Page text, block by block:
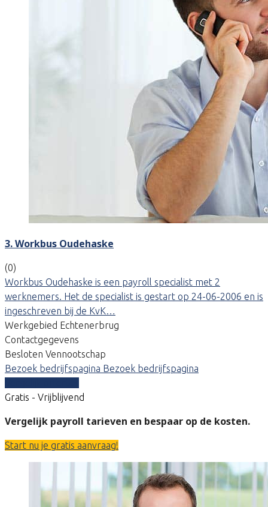
3. Workbus Oudehaske
(0)
Workbus Oudehaske is een payroll specialist met 2
werknemers. Het de specialist is gestart op 24-06-2006 en is
ingeschreven bij de KvK…
Werkgebied Echtenerbrug
Contactgegevens
Besloten Vennootschap
Bezoek bedrijfspagina Bezoek bedrijfspagina
Gratis - Vrijblijvend
Vergelijk payroll tarieven en bespaar op de kosten.
Start nu je gratis aanvraag!